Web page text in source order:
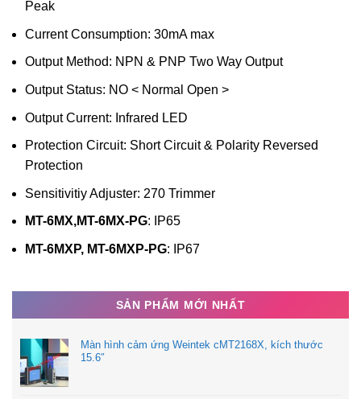
Peak
Current Consumption: 30mA max
Output Method: NPN & PNP Two Way Output
Output Status: NO < Normal Open >
Output Current: Infrared LED
Protection Circuit: Short Circuit & Polarity Reversed
Protection
Sensitivitiy Adjuster: 270 Trimmer
MT-6MX,MT-6MX-PG: IP65
MT-6MXP, MT-6MXP-PG: IP67
SẢN PHẨM MỚI NHẤT
Màn hình cảm ứng Weintek cMT2168X, kích thước
15.6″